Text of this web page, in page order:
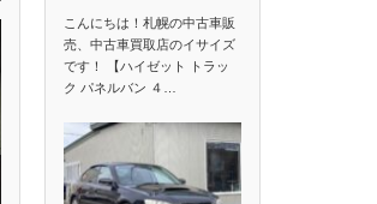
こんにちは！札幌の中古車販
売、中古車買取店のイサイズ
です！ 【ハイゼット トラッ
ク パネルバン ４…